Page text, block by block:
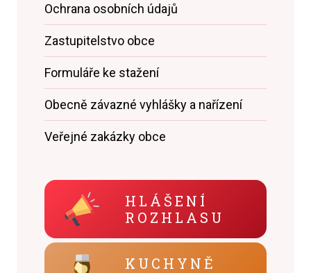
Ochrana osobních údajů
Zastupitelstvo obce
Formuláře ke stažení
Obecně závazné vyhlášky a nařízení
Veřejné zakázky obce
HLÁŠENÍ
ROZHLASU
KUCHYNĚ